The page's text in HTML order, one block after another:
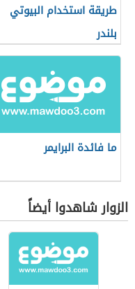
طريقة استخدام البيوتي
بلندر
ما فائدة البرايمر
الزوار شاهدوا أيضاً